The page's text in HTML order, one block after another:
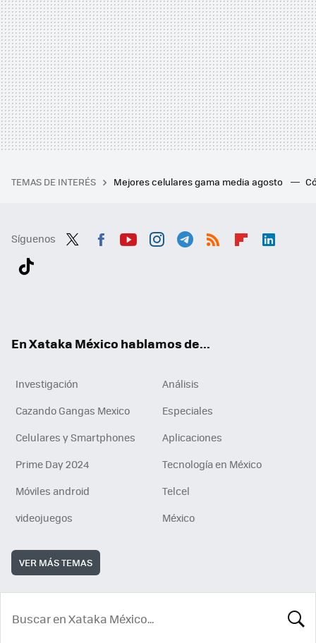
TEMAS DE INTERÉS Mejores celulares gama media agosto
Síguenos
En Xataka México hablamos de...
Investigación
Análisis
Cazando Gangas Mexico
Especiales
Celulares y Smartphones
Aplicaciones
Prime Day 2024
Tecnología en México
Móviles android
Telcel
videojuegos
México
VER MÁS TEMAS